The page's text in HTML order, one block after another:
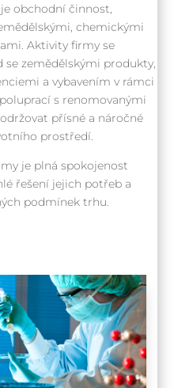
obchodní činnost,
chemickými
Aktivity firmy se
se zemědělskými produkty,
a vybavením v rámci
s renomovanými
přísné a náročné
prostředí.
je plná spokojenost
řešení jejich potřeb a
podmínek trhu.